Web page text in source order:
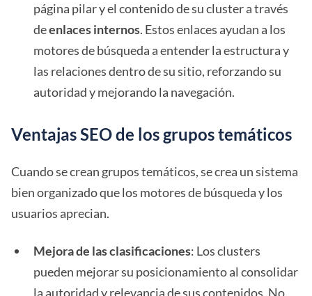
página pilar y el contenido de su cluster a través
deenlaces internos. Estos enlaces ayudan a los
motores de búsqueda a entender la estructura y
las relaciones dentro de su sitio, reforzando su
autoridad y mejorando la navegación.
Ventajas SEO de los grupos temáticos
Cuando se crean grupos temáticos, se crea un sistema
bien organizado que los motores de búsqueda y los
usuarios aprecian.
Mejora de las clasificaciones: Los clusters
pueden mejorar su posicionamiento al consolidar
la autoridad y relevancia de sus contenidos. No